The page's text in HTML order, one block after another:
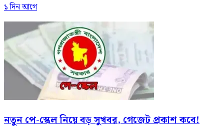
১ দিন আগে
নতুন পে-স্কেল নিয়ে বড় সুখবর, গেজেট প্রকাশ কবে!